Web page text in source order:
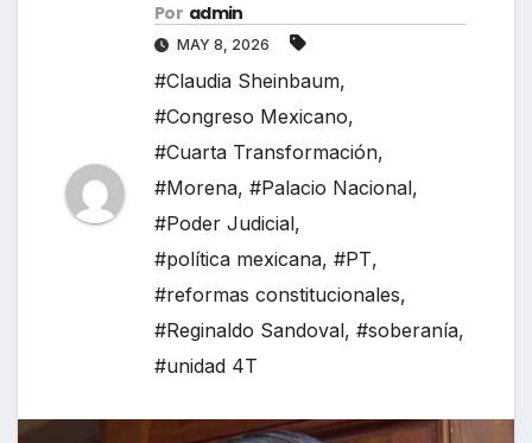
Por admin
MAY 8, 2026
#Claudia Sheinbaum,
#Congreso Mexicano,
#Cuarta Transformación,
#Morena, #Palacio Nacional,
#Poder Judicial,
#política mexicana, #PT,
#reformas constitucionales,
#Reginaldo Sandoval, #soberanía,
#unidad 4T